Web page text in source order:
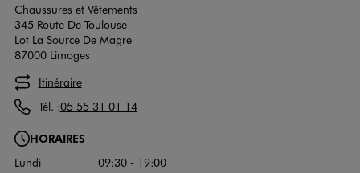
Chaussures et Vêtements
345 Route De Toulouse
Lot La Source De Magre
87000 Limoges
Itinéraire
Tél. :05 55 31 01 14
HORAIRES
Lundi
09:30 - 19:00